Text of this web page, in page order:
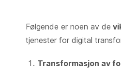
Følgende er noen av de
tjenester for digital
Transformasjon av